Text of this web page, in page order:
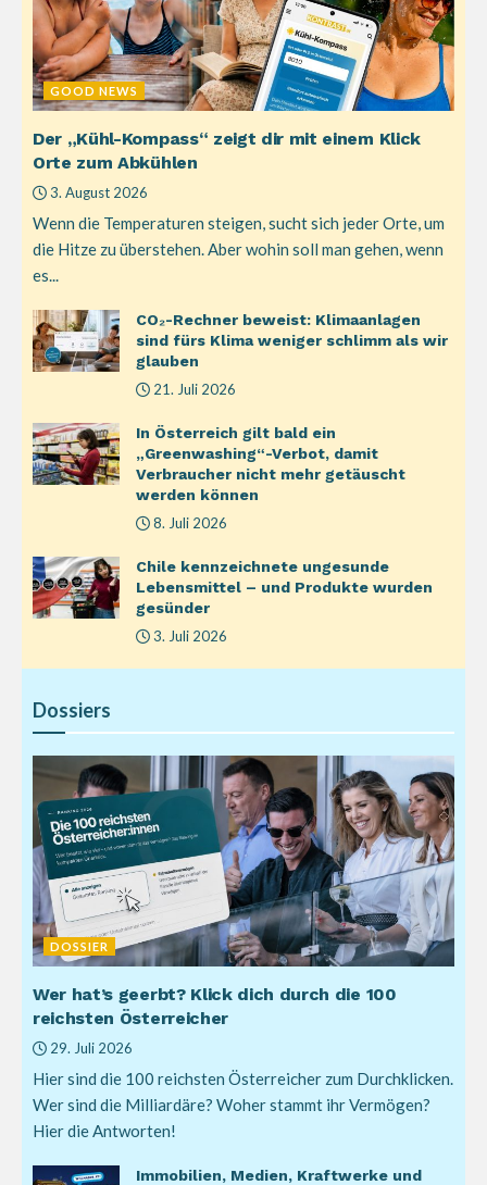
GOOD NEWS
Der „Kühl-Kompass“ zeigt dir mit einem Klick
Orte zum Abkühlen
3. August 2026
Wenn die Temperaturen steigen, sucht sich jeder Orte, um
die Hitze zu überstehen. Aber wohin soll man gehen, wenn
es...
CO₂-Rechner beweist: Klimaanlagen
sind fürs Klima weniger schlimm als wir
glauben
21. Juli 2026
In Österreich gilt bald ein
„Greenwashing“-Verbot, damit
Verbraucher nicht mehr getäuscht
werden können
8. Juli 2026
Chile kennzeichnete ungesunde
Lebensmittel – und Produkte wurden
gesünder
3. Juli 2026
Dossiers
DOSSIER
Wer hat’s geerbt? Klick dich durch die 100
reichsten Österreicher
29. Juli 2026
Hier sind die 100 reichsten Österreicher zum Durchklicken.
Wer sind die Milliardäre? Woher stammt ihr Vermögen?
Hier die Antworten!
Immobilien, Medien, Kraftwerke und